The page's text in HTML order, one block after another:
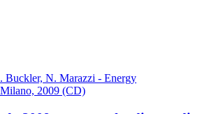
“missione” volta a favorire una cultura
rispetto dell'equilibrio e della crescita
e dei bambini.
Buckler, N. Marazzi - Energy
2009 (CD)